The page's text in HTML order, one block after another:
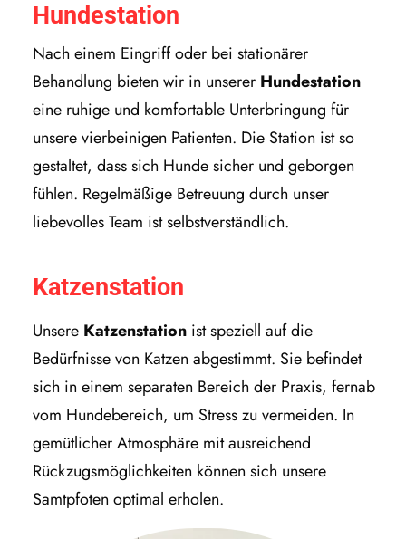
Hundestation
Nach einem Eingriff oder bei stationärer
Behandlung bieten wir in unserer Hundestation
eine ruhige und komfortable Unterbringung für
unsere vierbeinigen Patienten. Die Station ist so
gestaltet, dass sich Hunde sicher und geborgen
fühlen. Regelmäßige Betreuung durch unser
liebevolles Team ist selbstverständlich.
Katzenstation
Unsere Katzenstation ist speziell auf die
Bedürfnisse von Katzen abgestimmt. Sie befindet
sich in einem separaten Bereich der Praxis, fernab
vom Hundebereich, um Stress zu vermeiden. In
gemütlicher Atmosphäre mit ausreichend
Rückzugsmöglichkeiten können sich unsere
Samtpfoten optimal erholen.